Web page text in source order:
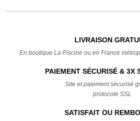
LIVRAISON
En boutique La Piscine ou en France
PAIEMENT SÉCURISÉ & 3X
Site et paiement sécurisé
protocole SSL
SATISFAIT OU